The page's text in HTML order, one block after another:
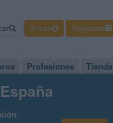
Entrar Regístrate
Profesiones Tienda